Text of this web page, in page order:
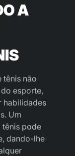
A
tênis não
esporte,
habilidades
Um
pode
dando-lhe